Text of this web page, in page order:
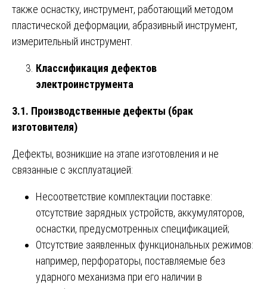
также оснастку, инструмент, работающий методом
пластической деформации, абразивный инструмент,
измерительный инструмент.
Классификация дефектов
электроинструмента
3.1. Производственные дефекты (брак
изготовителя)
Дефекты, возникшие на этапе изготовления и не
связанные с эксплуатацией:
Несоответствие комплектации поставке:
отсутствие зарядных устройств, аккумуляторов,
оснастки, предусмотренных спецификацией;
Отсутствие заявленных функциональных режимов:
например, перфораторы, поставляемые без
ударного механизма при его наличии в